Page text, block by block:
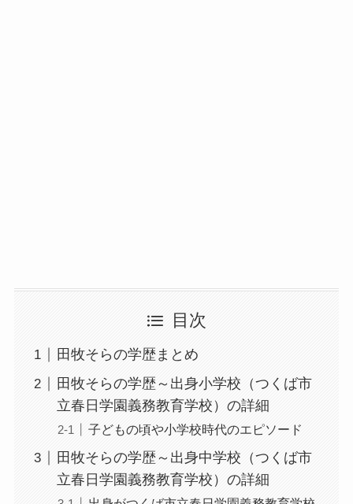
目次
田牧そらの学歴まとめ
田牧そらの学歴～出身小学校（つくば市
立春日学園義務教育学校）の詳細
子どもの頃や小学校時代のエピソード
田牧そらの学歴～出身中学校（つくば市
立春日学園義務教育学校）の詳細